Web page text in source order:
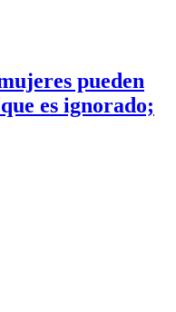
pueden
es ignorado;